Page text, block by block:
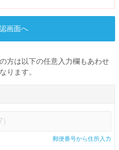
画面へ
方は以下の任意入力欄もあわせ
ります。
郵便番号から住所入力